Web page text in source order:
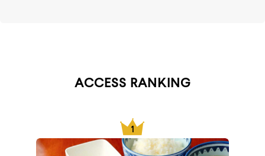
ACCESS RANKING